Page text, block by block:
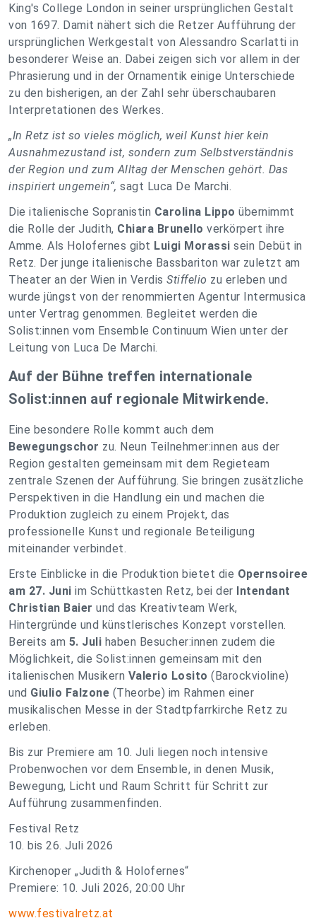
King's College London in seiner ursprünglichen Gestalt
von 1697. Damit nähert sich die Retzer Aufführung der
ursprünglichen Werkgestalt von Alessandro Scarlatti in
besonderer Weise an. Dabei zeigen sich vor allem in der
Phrasierung und in der Ornamentik einige Unterschiede
zu den bisherigen, an der Zahl sehr überschaubaren
Interpretationen des Werkes.
„In Retz ist so vieles möglich, weil Kunst hier kein
Ausnahmezustand ist, sondern zum Selbstverständnis
der Region und zum Alltag der Menschen gehört. Das
inspiriert ungemein“, sagt Luca De Marchi.
Die italienische Sopranistin Carolina Lippo übernimmt
die Rolle der Judith, Chiara Brunello verkörpert ihre
Amme. Als Holofernes gibt Luigi Morassi sein Debüt in
Retz. Der junge italienische Bassbariton war zuletzt am
Theater an der Wien in Verdis Stiffelio zu erleben und
wurde jüngst von der renommierten Agentur Intermusica
unter Vertrag genommen. Begleitet werden die
Solist:innen vom Ensemble Continuum Wien unter der
Leitung von Luca De Marchi.
Auf der Bühne treffen internationale
Solist:innen auf regionale Mitwirkende.
Eine besondere Rolle kommt auch dem
Bewegungschor zu. Neun Teilnehmer:innen aus der
Region gestalten gemeinsam mit dem Regieteam
zentrale Szenen der Aufführung. Sie bringen zusätzliche
Perspektiven in die Handlung ein und machen die
Produktion zugleich zu einem Projekt, das
professionelle Kunst und regionale Beteiligung
miteinander verbindet.
Erste Einblicke in die Produktion bietet die Opernsoiree
am 27. Juni im Schüttkasten Retz, bei der Intendant
Christian Baier und das Kreativteam Werk,
Hintergründe und künstlerisches Konzept vorstellen.
Bereits am 5. Juli haben Besucher:innen zudem die
Möglichkeit, die Solist:innen gemeinsam mit den
italienischen Musikern Valerio Losito (Barockvioline)
und Giulio Falzone (Theorbe) im Rahmen einer
musikalischen Messe in der Stadtpfarrkirche Retz zu
erleben.
Bis zur Premiere am 10. Juli liegen noch intensive
Probenwochen vor dem Ensemble, in denen Musik,
Bewegung, Licht und Raum Schritt für Schritt zur
Aufführung zusammenfinden.
Festival Retz
10. bis 26. Juli 2026
Kirchenoper „Judith & Holofernes“
Premiere: 10. Juli 2026, 20:00 Uhr
www.festivalretz.at